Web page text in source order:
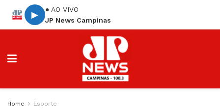
▶
● AO VIVO
JP News Campinas
Home Esporte